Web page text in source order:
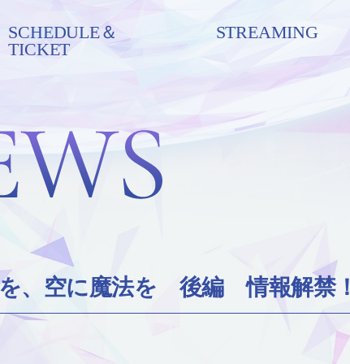
SCHEDULE＆
TICKET
STREAMING
、空に魔法を 後編 情報解禁！